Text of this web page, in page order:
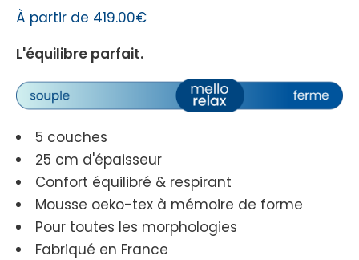
À partir de 419.00€
L'équilibre parfait.
5 couches
25 cm d'épaisseur
Confort équilibré & respirant
Mousse oeko-tex à mémoire de forme
Pour toutes les morphologies
Fabriqué en France